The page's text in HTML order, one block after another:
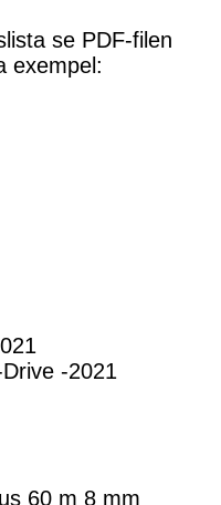
se PDF-filen
exempel:
-2021
60 m 8 mm